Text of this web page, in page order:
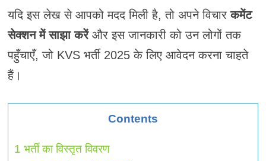
यदि इस लेख से आपको मदद मिली है, तो अपने विचारकमेंट
सेक्शन में साझा करेंऔर इस जानकारी को उन लोगों तक
पहुँचाएँ, जो KVS भर्ती 2025 के लिए आवेदन करना चाहते
हैं।
Contents
1 भर्ती का विस्तृत विवरण